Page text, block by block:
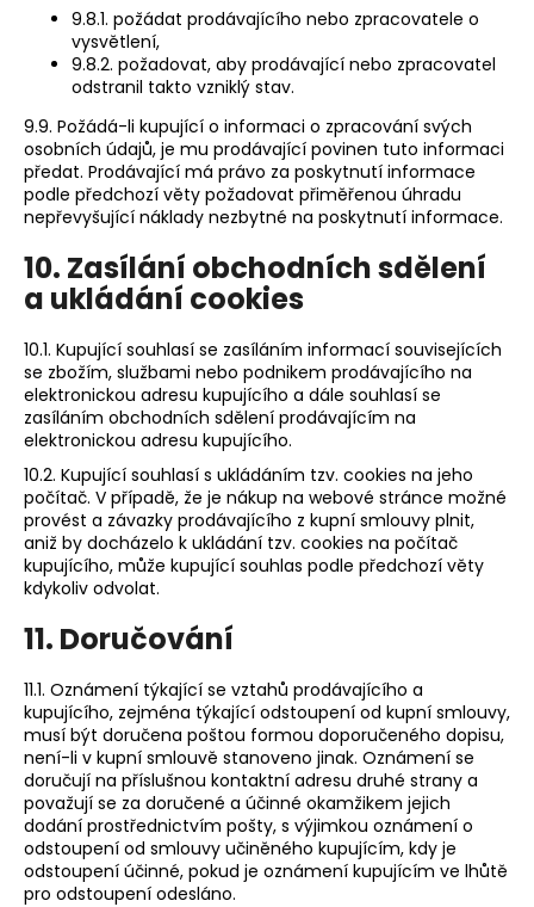
9.8.1. požádat prodávajícího nebo zpracovatele o
vysvětlení,
9.8.2. požadovat, aby prodávající nebo zpracovatel
odstranil takto vzniklý stav.
9.9. Požádá-li kupující o informaci o zpracování svých
osobních údajů, je mu prodávající povinen tuto informaci
předat. Prodávající má právo za poskytnutí informace
podle předchozí věty požadovat přiměřenou úhradu
nepřevyšující náklady nezbytné na poskytnutí informace.
10. Zasílání obchodních sdělení
a ukládání cookies
10.1. Kupující souhlasí se zasíláním informací souvisejících
se zbožím, službami nebo podnikem prodávajícího na
elektronickou adresu kupujícího a dále souhlasí se
zasíláním obchodních sdělení prodávajícím na
elektronickou adresu kupujícího.
10.2. Kupující souhlasí s ukládáním tzv. cookies na jeho
počítač. V případě, že je nákup na webové stránce možné
provést a závazky prodávajícího z kupní smlouvy plnit,
aniž by docházelo k ukládání tzv. cookies na počítač
kupujícího, může kupující souhlas podle předchozí věty
kdykoliv odvolat.
11. Doručování
11.1. Oznámení týkající se vztahů prodávajícího a
kupujícího, zejména týkající odstoupení od kupní smlouvy,
musí být doručena poštou formou doporučeného dopisu,
není-li v kupní smlouvě stanoveno jinak. Oznámení se
doručují na příslušnou kontaktní adresu druhé strany a
považují se za doručené a účinné okamžikem jejich
dodání prostřednictvím pošty, s výjimkou oznámení o
odstoupení od smlouvy učiněného kupujícím, kdy je
odstoupení účinné, pokud je oznámení kupujícím ve lhůtě
pro odstoupení odesláno.